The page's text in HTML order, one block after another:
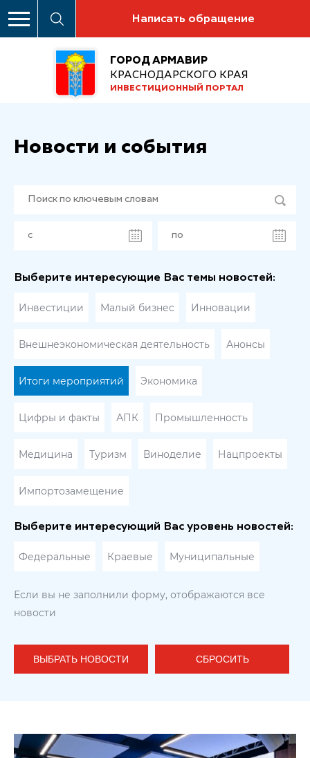
Написать обращение
ГОРОД АРМАВИР
КРАСНОДАРСКОГО КРАЯ
ИНВЕСТИЦИОННЫЙ ПОРТАЛ
Новости и события
Выберите интересующие Вас темы новостей:
Инвестиции Малый бизнес Инновации
Внешнеэкономическая деятельность Анонсы
Итоги мероприятий Экономика
Цифры и факты АПК Промышленность
Медицина Туризм Виноделие Нацпроекты
Импортозамещение
Выберите интересующий Вас уровень новостей:
Федеральные Краевые Муниципальные
Если вы не заполнили форму, отображаются все
новости
ВЫБРАТЬ НОВОСТИ СБРОСИТЬ